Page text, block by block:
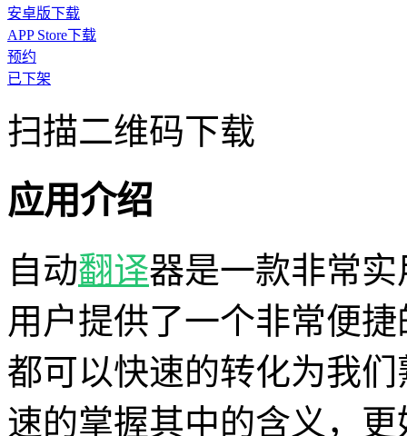
安卓版下载
APP Store下载
预约
已下架
扫描二维码下载
应用介绍
自动翻译器是一款非常实
用户提供了一个非常便
都可以快速的转化为我
速的掌握其中的含义，